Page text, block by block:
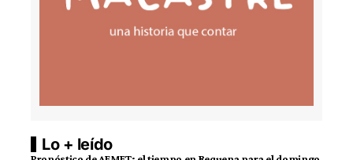
Lo + leído